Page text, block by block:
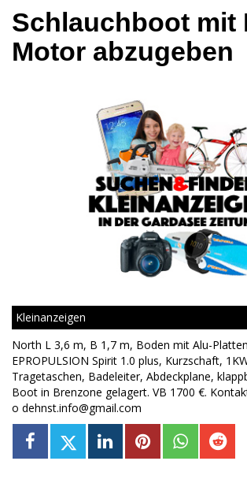
Schlauchboot mit
Motor abzugeben
Kleinanzeigen
North L 3,6 m, B 1,7 m, Boden mit Alu-
EPROPULSION Spirit 1.0 plus, Kurzschaft,
Tragetaschen, Badeleiter, Abdeckplane,
Boot in Brenzone gelagert. VB 1700 €.
o dehnst.info@gmail.com